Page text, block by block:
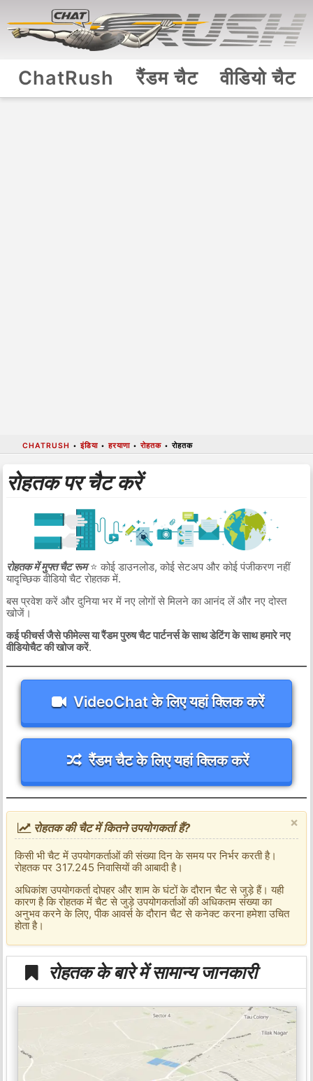
ChatRush रैंडम चैट वीडियो चैट
CHATRUSH •इंडिया•हरयाणा•रोहतक•रोहतक
रोहतक पर चैट करें
रोहतक में मुफ्त चैट रूम⭐ कोई डाउनलोड, कोई सेटअप और कोई पंजीकरण नहीं
यादृच्छिक वीडियो चैट रोहतक में.
बस प्रवेश करें और दुनिया भर में नए लोगों से मिलने का आनंद लें और नए दोस्त
खोजें।
कई फीचर्स जैसे फीमेल्स या रैंडम पुरुष चैट पार्टनर्स के साथ डेटिंग के साथ हमारे नए
वीडियोचैट की खोज करें.
VideoChat के लिए यहां क्लिक करें
रैंडम चैट के लिए यहां क्लिक करें
×
रोहतक की चैट में कितने उपयोगकर्ता हैं?
किसी भी चैट में उपयोगकर्ताओं की संख्या दिन के समय पर निर्भर करती है।
रोहतक पर 317.245 निवासियों की आबादी है।
अधिकांश उपयोगकर्ता दोपहर और शाम के घंटों के दौरान चैट से जुड़े हैं। यही
कारण है कि रोहतक में चैट से जुड़े उपयोगकर्ताओं की अधिकतम संख्या का
अनुभव करने के लिए, पीक आवर्स के दौरान चैट से कनेक्ट करना हमेशा उचित
होता है।
रोहतक के बारे में सामान्य जानकारी